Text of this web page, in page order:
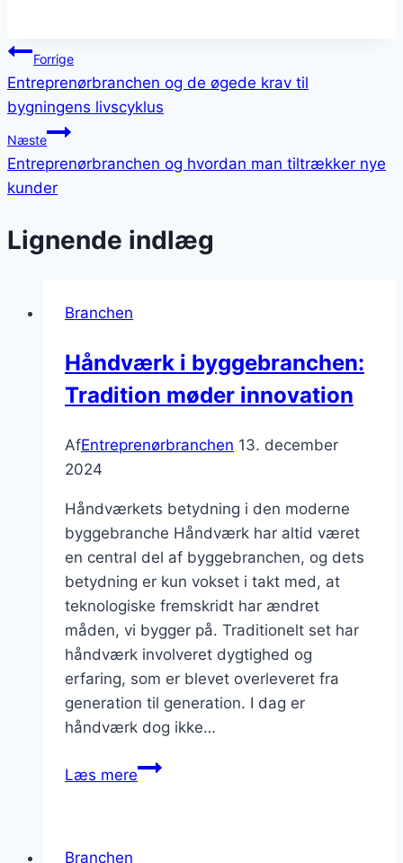
Indlægsnavigation
Forrige
Entreprenørbranchen og de øgede krav til
bygningens livscyklus
Næste
Entreprenørbranchen og hvordan man tiltrækker nye
kunder
Lignende indlæg
Branchen
Håndværk i byggebranchen:
Tradition møder innovation
AfEntreprenørbranchen 13. december
2024
Håndværkets betydning i den moderne
byggebranche Håndværk har altid været
en central del af byggebranchen, og dets
betydning er kun vokset i takt med, at
teknologiske fremskridt har ændret
måden, vi bygger på. Traditionelt set har
håndværk involveret dygtighed og
erfaring, som er blevet overleveret fra
generation til generation. I dag er
håndværk dog ikke…
Læs mereHåndværk
Branchen